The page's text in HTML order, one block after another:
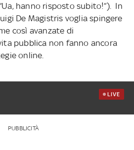
hanno risposto subito!”). In
De Magistris voglia spingere
così avanzate di
pubblica non fanno ancora
online.
LIVE
PUBBLICITÀ